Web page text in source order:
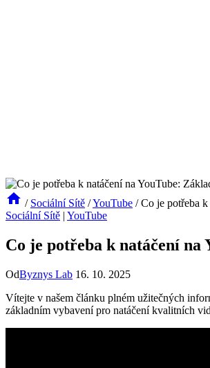
/ Sociální Sítě /YouTube / Co je potřeba
Sociální Sítě | YouTube
Co je potřeba k natáčení
OdByznys Lab 16. 10. 2025
Vítejte v našem článku plném užitečných
základním vybavení pro natáčení kvalitních